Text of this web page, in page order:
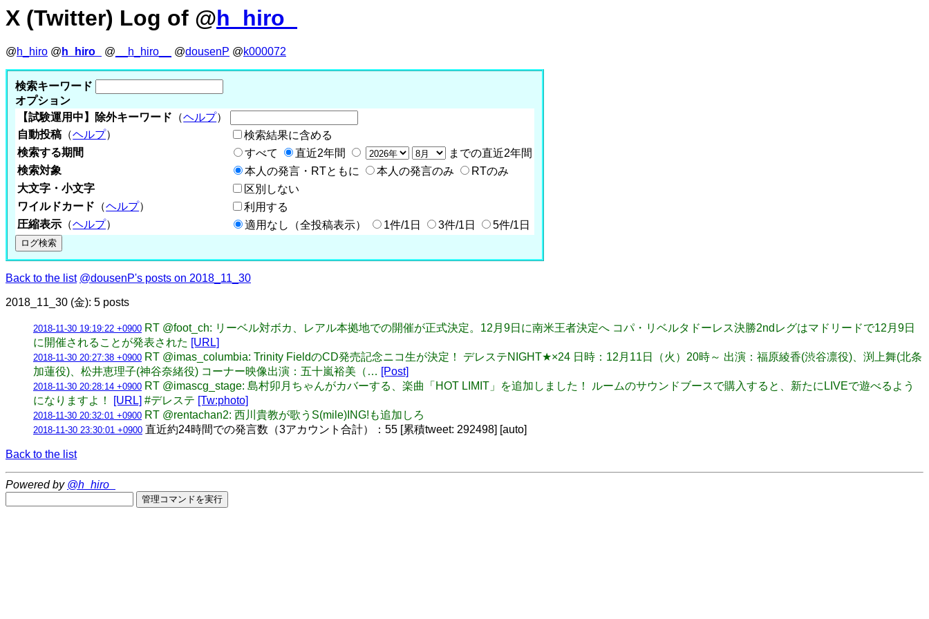
X (Twitter) Log of @h_hiro_
@h_hiro @ h_hiro_ @ __h_hiro__ @dousenP @k000072
検索キーワード
オプション
【試験運用中】除外キーワード （ヘルプ）
自動投稿 （ヘルプ）
検索結果に含める
検索する期間
すべて 直近2年間
までの直近2年間
検索対象
本人の発言・RTともに 本人の発言のみ
RTのみ
大文字・小文字
区別しない
ワイルドカード （ヘルプ）
利用する
圧縮表示 （ヘルプ） 適用なし（全投稿表示） 1件/1日 3件/1日 5件/1日
Back to the list @dousenP's posts on 2018_11_30
2018_11_30 (金): 5 posts
2018-11-30 19:19:22 +0900 RT @foot_ch: リーベル対ボカ、レアル本拠地での開催が正式決定。12月9日に南米王者決定へ コパ・リベルタドーレス決勝2ndレグはマドリードで12月9日
に開催されることが発表された [URL]
2018-11-30 20:27:38 +0900 RT @imas_columbia: Trinity FieldのCD発売記念ニコ生が決定！ デレステNIGHT★×24 日時：12月11日（火）20時～ 出演：福原綾香(渋谷凛役)、渕上舞(北条
加蓮役)、松井恵理子(神谷奈緒役) コーナー映像出演：五十嵐裕美（… [Post]
2018-11-30 20:28:14 +0900 RT @imascg_stage: 島村卯月ちゃんがカバーする、楽曲「HOT LIMIT」を追加しました！ ルームのサウンドブースで購入すると、新たにLIVEで遊べるよう
になりますよ！
[URL] #デレステ [Tw:photo]
2018-11-30 20:32:01 +0900 RT @rentachan2: 西川貴教が歌うS(mile)ING!も追加しろ
2018-11-30 23:30:01 +0900 直近約24時間での発言数（3アカウント合計）：55 [累積tweet: 292498] [auto]
Back to the list
Powered by @h_hiro_